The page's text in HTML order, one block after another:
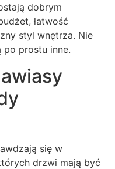
dobrym
łatwość
styl wnętrza. Nie
po prostu inne.
się w
drzwi mają być